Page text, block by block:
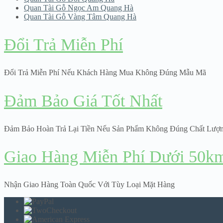
Quan Tài Gỗ Ngọc Am Quang Hà
Quan Tài Gỗ Vàng Tâm Quang Hà
Đổi Trả Miễn Phí
Đổi Trả Miễn Phí Nếu Khách Hàng Mua Không Đúng Mẫu Mã
Đảm Bảo Giá Tốt Nhất
Đảm Bảo Hoàn Trả Lại Tiền Nếu Sản Phẩm Không Đúng Chất
Giao Hàng Miễn Phí Dưới
Nhận Giao Hàng Toàn Quốc Với Tùy Loại Mặt Hàng